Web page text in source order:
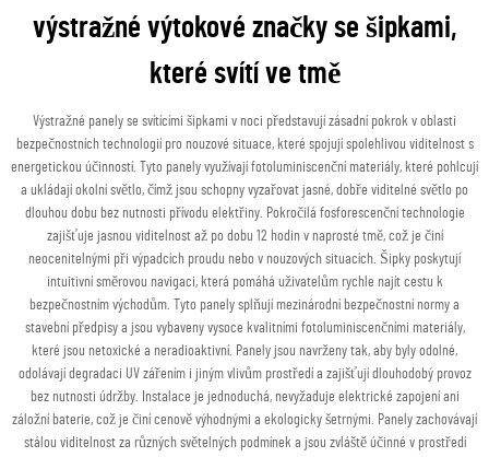
výstražné výtokové značky se šipkami,
které svítí ve tmě
Výstražné panely se svítícími šipkami v noci představují zásadní pokrok v oblasti
bezpečnostních technologií pro nouzové situace, které spojují spolehlivou viditelnost s
energetickou účinností. Tyto panely využívají fotoluminiscenční materiály, které pohlcují
a ukládají okolní světlo, čímž jsou schopny vyzařovat jasné, dobře viditelné světlo po
dlouhou dobu bez nutnosti přívodu elektřiny. Pokročilá fosforescenční technologie
zajišťuje jasnou viditelnost až po dobu 12 hodin v naprosté tmě, což je činí
neocenitelnými při výpadcích proudu nebo v nouzových situacích. Šipky poskytují
intuitivní směrovou navigaci, která pomáhá uživatelům rychle najít cestu k
bezpečnostním východům. Tyto panely splňují mezinárodní bezpečnostní normy a
stavební předpisy a jsou vybaveny vysoce kvalitními fotoluminiscenčními materiály,
které jsou netoxické a neradioaktivní. Panely jsou navrženy tak, aby byly odolné,
odolávají degradaci UV zářením i jiným vlivům prostředí a zajišťují dlouhodobý provoz
bez nutnosti údržby. Instalace je jednoduchá, nevyžaduje elektrické zapojení ani
záložní baterie, což je činí cenově výhodnými a ekologicky šetrnými. Panely zachovávají
stálou viditelnost za různých světelných podmínek a jsou zvláště účinné v prostředí